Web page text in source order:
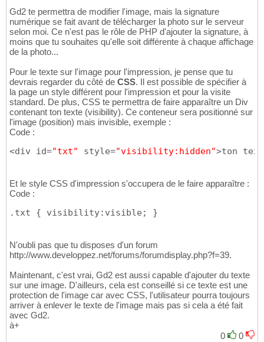
Gd2 te permettra de modifier l'image, mais la signature
numérique se fait avant de télécharger la photo sur le serveur
selon moi. Ce n'est pas le rôle de PHP d'ajouter la signature, à
moins que tu souhaites qu'elle soit différente à chaque affichage
de la photo...
Pour le texte sur l'image pour l'impression, je pense que tu
devrais regarder du côté de CSS. Il est possible de spécifier à
la page un style différent pour l'impression et pour la visite
standard. De plus, CSS te permettra de faire apparaître un Div
contenant ton texte (visibility). Ce conteneur sera positionné sur
l'image (position) mais invisible, exemple :
Code :
<div id="txt" style="visibility:hidden">ton
Et le style CSS d'impression s'occupera de le faire apparaître :
Code :
.txt { visibility:visible; }
N'oubli pas que tu disposes d'un forum
http://www.developpez.net/forums/forumdisplay.php?f=39.
Maintenant, c'est vrai, Gd2 est aussi capable d'ajouter du texte
sur une image. D'ailleurs, cela est conseillé si ce texte est une
protection de l'image car avec CSS, l'utilisateur pourra toujours
arriver à enlever le texte de l'image mais pas si cela a été fait
avec Gd2.
à+
0
0